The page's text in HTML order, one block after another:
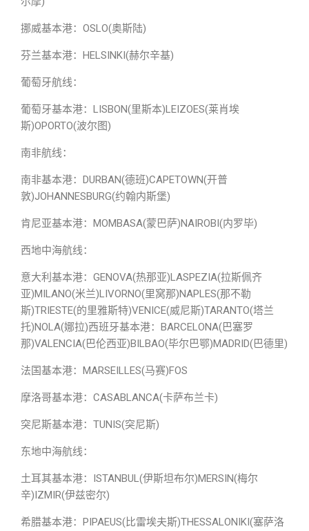
挪威基本港：OSLO(奥斯陆)
芬兰基本港：HELSINKI(赫尔辛基)
葡萄牙航线：
葡萄牙基本港：LISBON(里斯本)LEIZOES(莱肖埃
斯)OPORTO(波尔图)
南非航线：
南非基本港：DURBAN(德班)CAPETOWN(开普
敦)JOHANNESBURG(约翰内斯堡)
肯尼亚基本港：MOMBASA(蒙巴萨)NAIROBI(内罗毕)
西地中海航线：
意大利基本港：GENOVA(热那亚)LASPEZIA(拉斯佩齐
亚)MILANO(米兰)LIVORNO(里窝那)NAPLES(那不勒
斯)TRIESTE(的里雅斯特)VENICE(威尼斯)TARANTO(塔兰
托)NOLA(娜拉)西班牙基本港：BARCELONA(巴塞罗
那)VALENCIA(巴伦西亚)BILBAO(毕尔巴鄂)MADRID(巴德里)
法国基本港：MARSEILLES(马赛)FOS
摩洛哥基本港：CASABLANCA(卡萨布兰卡)
突尼斯基本港：TUNIS(突尼斯)
东地中海航线：
土耳其基本港：ISTANBUL(伊斯坦布尔)MERSIN(梅尔
辛)IZMIR(伊兹密尔)
希腊基本港：PIPAEUS(比雷埃夫斯)THESSALONIKI(塞萨洛